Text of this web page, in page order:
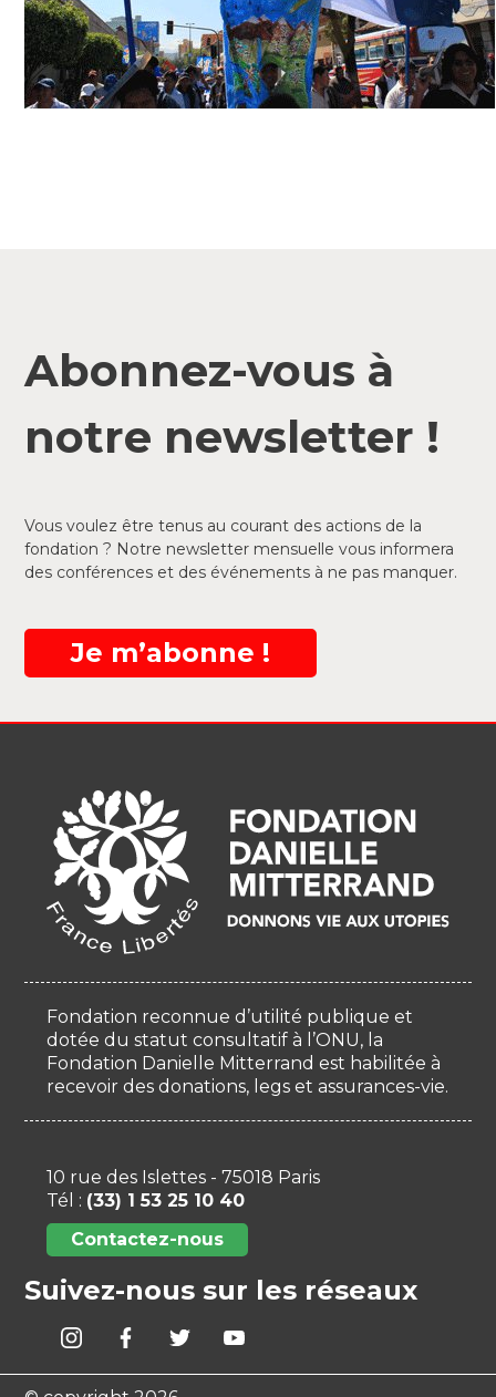
Abonnez-vous à
notre newsletter !
Vous voulez être tenus au courant des actions de la
fondation ? Notre newsletter mensuelle vous informera
des conférences et des événements à ne pas manquer.
Je m’abonne !
Fondation reconnue d’utilité publique et
dotée du statut consultatif à l’ONU, la
Fondation Danielle Mitterrand est habilitée à
recevoir des donations, legs et assurances-vie.
10 rue des Islettes - 75018 Paris
Tél : (33) 1 53 25 10 40
Contactez-nous
Suivez-nous sur les réseaux